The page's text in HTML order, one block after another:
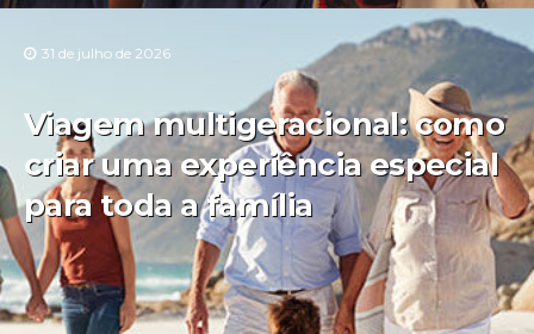
31 de julho de 2026
Viagem multigeracional: como
criar uma experiência especial
para toda a família